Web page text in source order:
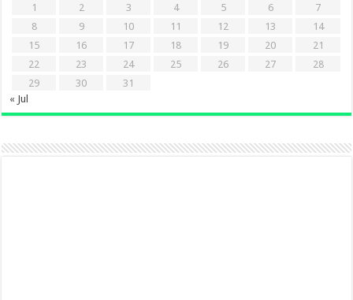
1
2 3 4 5 6
7
8
9 10 11 12 13
14
15
16 17 18 19 20
21
22
23 24 25 26 27
28
29
30
31
« Jul